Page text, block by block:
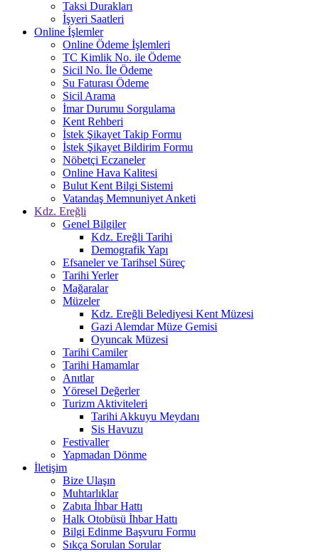
Taksi Durakları
İşyeri Saatleri
Online İşlemler
Online Ödeme İşlemleri
TC Kimlik No. ile Ödeme
Sicil No. İle Ödeme
Su Faturası Ödeme
Sicil Arama
İmar Durumu Sorgulama
Kent Rehberi
İstek Şikayet Takip Formu
İstek Şikayet Bildirim Formu
Nöbetçi Eczaneler
Online Hava Kalitesi
Bulut Kent Bilgi Sistemi
Vatandaş Memnuniyet Anketi
Kdz. Ereğli
Genel Bilgiler
Kdz. Ereğli Tarihi
Demografik Yapı
Efsaneler ve Tarihsel Süreç
Tarihi Yerler
Mağaralar
Müzeler
Kdz. Ereğli Belediyesi Kent Müzesi
Gazi Alemdar Müze Gemisi
Oyuncak Müzesi
Tarihi Camiler
Tarihi Hamamlar
Anıtlar
Yöresel Değerler
Turizm Aktiviteleri
Tarihi Akkuyu Meydanı
Sis Havuzu
Festivaller
Yapmadan Dönme
İletişim
Bize Ulaşın
Muhtarlıklar
Zabıta İhbar Hattı
Halk Otobüsü İhbar Hattı
Bilgi Edinme Başvuru Formu
Sıkça Sorulan Sorular